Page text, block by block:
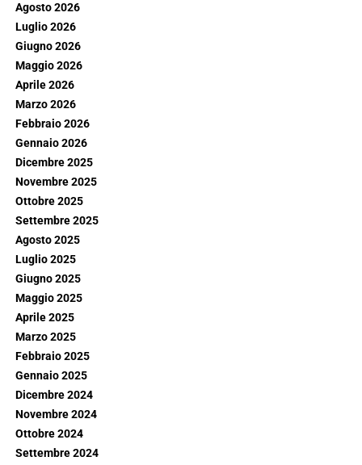
Agosto 2026
Luglio 2026
Giugno 2026
Maggio 2026
Aprile 2026
Marzo 2026
Febbraio 2026
Gennaio 2026
Dicembre 2025
Novembre 2025
Ottobre 2025
Settembre 2025
Agosto 2025
Luglio 2025
Giugno 2025
Maggio 2025
Aprile 2025
Marzo 2025
Febbraio 2025
Gennaio 2025
Dicembre 2024
Novembre 2024
Ottobre 2024
Settembre 2024